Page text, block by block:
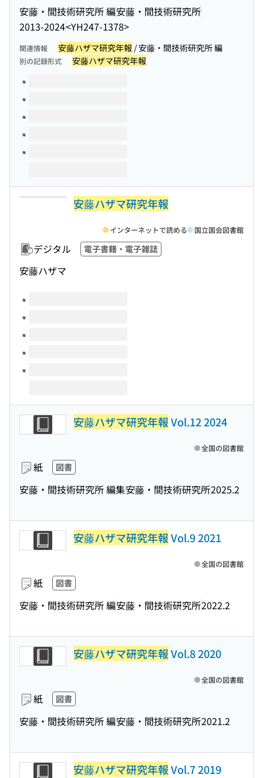
安藤・間技術研究所 編安藤・間技術研究所
2013-2024<YH247-1378>
関連情報 安藤ハザマ研究年報 / 安藤・間技術研究所 編
別の記録形式 安藤ハザマ研究年報
このタイトルの巻号
安藤ハザマ研究年報
デジタル 電子書籍・電子雑誌
安藤ハザマ
インターネットで読める 国立国会図書館
このタイトルの巻号
安藤ハザマ研究年報Vol.12 2024
紙 図書
安藤・間技術研究所 編集安藤・間技術研究所2025.2
全国の図書館
安藤ハザマ研究年報Vol.9 2021
紙 図書
安藤・間技術研究所 編安藤・間技術研究所2022.2
全国の図書館
安藤ハザマ研究年報Vol.8 2020
紙 図書
安藤・間技術研究所 編安藤・間技術研究所2021.2
全国の図書館
安藤ハザマ研究年報Vol.7 2019